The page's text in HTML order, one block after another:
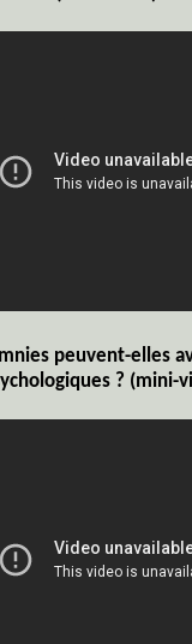
peuvent-elles
? (mini-